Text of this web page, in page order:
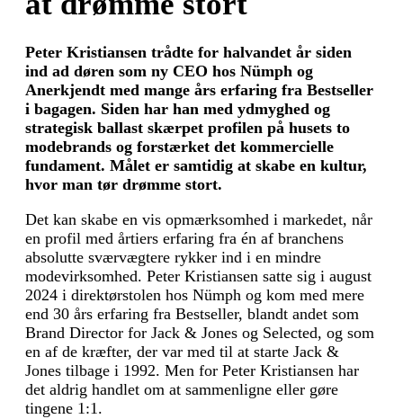
Peter Kristiansen trådte for halvandet år siden
ind ad døren som ny CEO hos Nümph og
Anerkjendt med mange års erfaring fra Bestseller
i bagagen. Siden har han med ydmyghed og
strategisk ballast skærpet profilen på husets to
modebrands og forstærket det kommercielle
fundament. Målet er samtidig at skabe en kultur,
hvor man tør drømme stort.
Det kan skabe en vis opmærksomhed i markedet, når
en profil med årtiers erfaring fra én af branchens
abso­lutte sværvægtere rykker ind i en mindre
modevirksomhed. Peter Kristiansen satte sig i august
2024 i direktørstolen hos Nümph og kom med mere
end 30 års erfaring fra Bestseller, blandt andet som
Brand Director for Jack & Jones og Selected, og som
en af de kræfter, der var med til at starte Jack &
Jones tilbage i 1992. Men for Peter Kristiansen har
det aldrig handlet om at sammenligne eller gøre
tingene 1:1.